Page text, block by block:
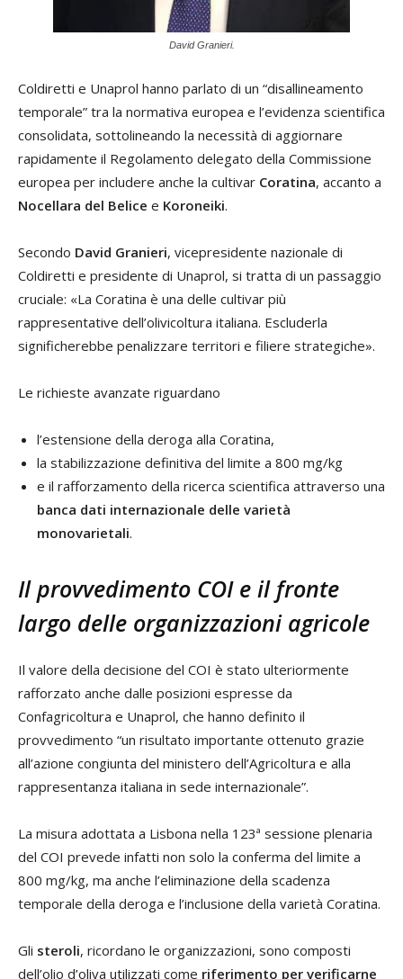
David Granieri.
Coldiretti e Unaprol hanno parlato di un “disallineamento
temporale” tra la normativa europea e l’evidenza scientifica
consolidata, sottolineando la necessità di aggiornare
rapidamente il Regolamento delegato della Commissione
europea per includere anche la cultivar Coratina, accanto a
Nocellara del Belice e Koroneiki.
Secondo David Granieri, vicepresidente nazionale di
Coldiretti e presidente di Unaprol, si tratta di un passaggio
cruciale: «La Coratina è una delle cultivar più
rappresentative dell’olivicoltura italiana. Escluderla
significherebbe penalizzare territori e filiere strategiche».
Le richieste avanzate riguardano
l’estensione della deroga alla Coratina,
la stabilizzazione definitiva del limite a 800 mg/kg
e il rafforzamento della ricerca scientifica attraverso una
banca dati internazionale delle varietà
monovarietali.
Il provvedimento COI e il fronte
largo delle organizzazioni agricole
Il valore della decisione del COI è stato ulteriormente
rafforzato anche dalle posizioni espresse da
Confagricoltura e Unaprol, che hanno definito il
provvedimento “un risultato importante ottenuto grazie
all’azione congiunta del ministero dell’Agricoltura e alla
rappresentanza italiana in sede internazionale”.
La misura adottata a Lisbona nella 123ª sessione plenaria
del COI prevede infatti non solo la conferma del limite a
800 mg/kg, ma anche l’eliminazione della scadenza
temporale della deroga e l’inclusione della varietà Coratina.
Gli steroli, ricordano le organizzazioni, sono composti
dell’olio d’oliva utilizzati come riferimento per verificarne